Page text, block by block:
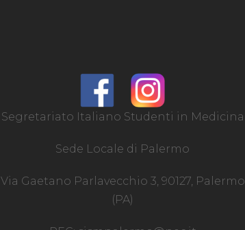
Segretariato Italiano Studenti in Medicina
Sede Locale di Palermo
Via Gaetano Parlavecchio 3, 90127, Palermo
(PA)